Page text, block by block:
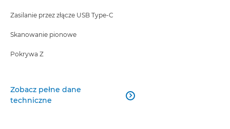
Zasilanie przez złącze USB Type-C
Skanowanie pionowe
Pokrywa Z
Zobacz pełne dane
techniczne
